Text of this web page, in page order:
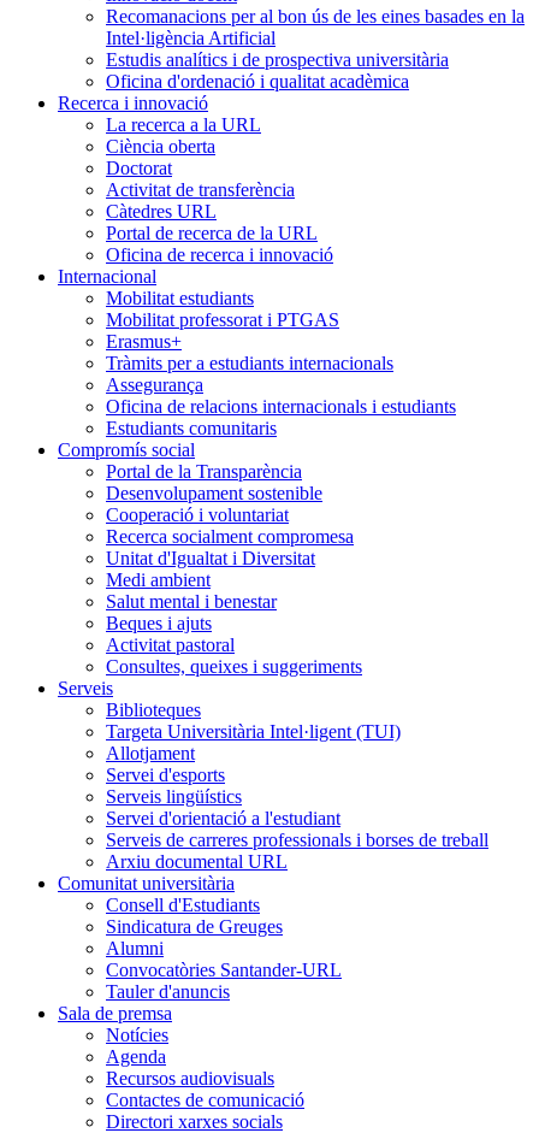
Recomanacions per al bon ús de les eines basades en la
Intel·ligència Artificial
Estudis analítics i de prospectiva universitària
Oficina d'ordenació i qualitat acadèmica
Recerca i innovació
La recerca a la URL
Ciència oberta
Doctorat
Activitat de transferència
Càtedres URL
Portal de recerca de la URL
Oficina de recerca i innovació
Internacional
Mobilitat estudiants
Mobilitat professorat i PTGAS
Erasmus+
Tràmits per a estudiants internacionals
Assegurança
Oficina de relacions internacionals i estudiants
Estudiants comunitaris
Compromís social
Portal de la Transparència
Desenvolupament sostenible
Cooperació i voluntariat
Recerca socialment compromesa
Unitat d'Igualtat i Diversitat
Medi ambient
Salut mental i benestar
Beques i ajuts
Activitat pastoral
Consultes, queixes i suggeriments
Serveis
Biblioteques
Targeta Universitària Intel·ligent (TUI)
Allotjament
Servei d'esports
Serveis lingüístics
Servei d'orientació a l'estudiant
Serveis de carreres professionals i borses de treball
Arxiu documental URL
Comunitat universitària
Consell d'Estudiants
Sindicatura de Greuges
Alumni
Convocatòries Santander-URL
Tauler d'anuncis
Sala de premsa
Notícies
Agenda
Recursos audiovisuals
Contactes de comunicació
Directori xarxes socials